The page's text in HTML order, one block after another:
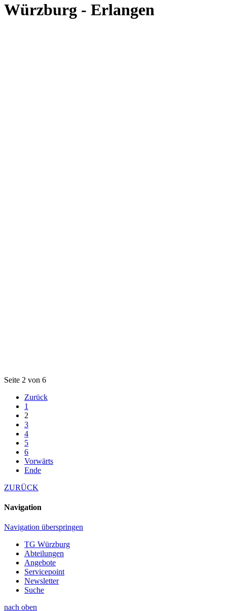
Würzburg - Erlangen
Seite 2 von 6
Zurück
1
2
3
4
5
6
Vorwärts
Ende
ZURÜCK
Navigation
Navigation überspringen
TG Würzburg
Abteilungen
Angebote
Servicepoint
Newsletter
Suche
nach oben